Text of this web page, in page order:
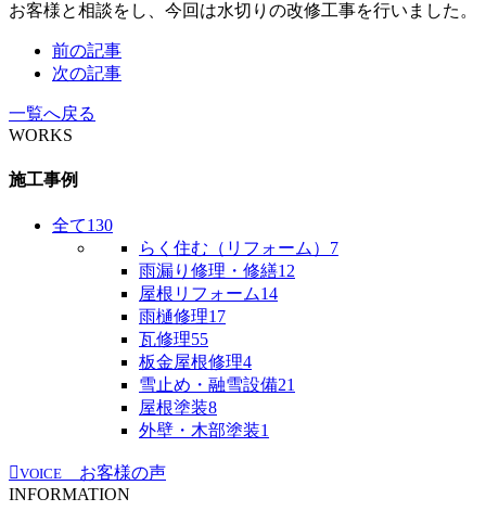
お客様と相談をし、今回は水切りの改修工事を行いました。
前の記事
次の記事
一覧へ戻る
WORKS
施工事例
全て130
らく住む（リフォーム） 7
雨漏り修理・修繕12
屋根リフォーム14
雨樋修理17
瓦修理55
板金屋根修理4
雪止め・融雪設備21
屋根塗装8
外壁・木部塗装1
VOICE
お客様の声
INFORMATION